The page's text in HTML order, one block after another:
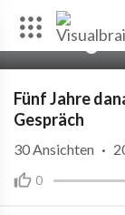
Fünf Jahre
Gespräch
0
30Ansichten ·